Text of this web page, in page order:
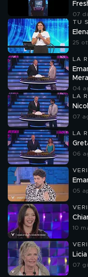
07
TU
25
LA
04
LA
07
LA
06
05
10
07